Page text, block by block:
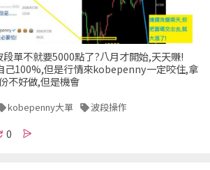
單不就要5000點了?八月才開始,天天賺!
100%,但是行情來kobepenny一定咬住,拿
不好做,但是機會
kobepenny大單 波段操作
0